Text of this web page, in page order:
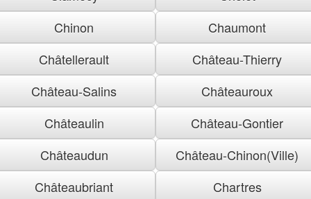
Chinon
Chaumont
Châtellerault
Château-Thierry
Château-Salins
Châteauroux
Châteaulin
Château-Gontier
Châteaudun
Château-Chinon(Ville)
Châteaubriant
Chartres